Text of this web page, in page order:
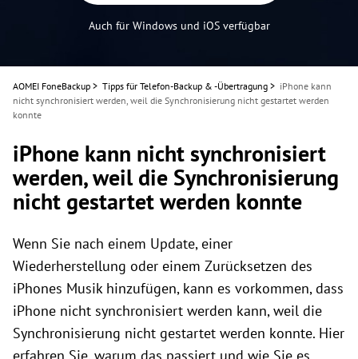
Auch für Windows und iOS verfügbar
AOMEI FoneBackup > Tipps für Telefon-Backup & -Übertragung > iPhone kann
nicht synchronisiert werden, weil die Synchronisierung nicht gestartet werden
konnte
iPhone kann nicht synchronisiert
werden, weil die Synchronisierung
nicht gestartet werden konnte
Wenn Sie nach einem Update, einer
Wiederherstellung oder einem Zurücksetzen des
iPhones Musik hinzufügen, kann es vorkommen, dass
iPhone nicht synchronisiert werden kann, weil die
Synchronisierung nicht gestartet werden konnte. Hier